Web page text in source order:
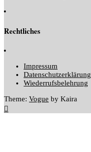
Rechtliches
Impressum
Datenschutzerklärung
Wiederrufsbelehrung
Theme: Vogue by Kaira